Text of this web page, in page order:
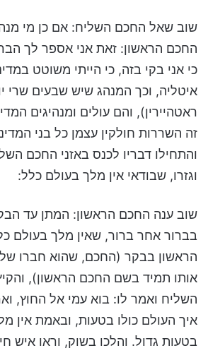
שוב שאל החכם השליח: אם כן מי
החכם הראשון: זאת אני אספר לך
כי אני בקי בזה, כי הייתי משוטט
איטליה, וכך המנהג שיש שבעים שרי
ראטהיירין), והם עולים ומנהיגים
זה השררות חולקין עצמן כל בני
והתחילו דבריו לכנס באזני החכם
וגזרו, שבודאי אין מלך בעולם כלל:
שוב ענה החכם הראשון: המתן עד
בברור אחר ברור, שאין מלך בעולם
הראשון בבקר (החכם, שהוא חברו
אותו תמיד בשם החכם הראשון),
השליח ואמר לו: בוא עמי אל החוץ,
איך העולם כולו בטעות, ובאמת אין
בטעות גדול. והלכו בשוק, וראו איש